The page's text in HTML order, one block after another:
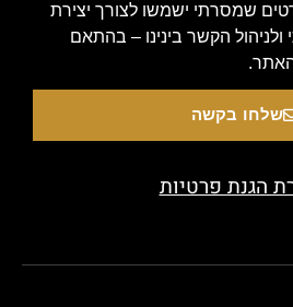
שמסרתי ישמשו לצורך יצירת
הקשר בינינו – בהתאם
שלחו בקשה
הגנת פרטיות